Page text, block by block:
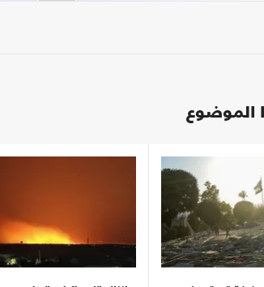
الموضوع